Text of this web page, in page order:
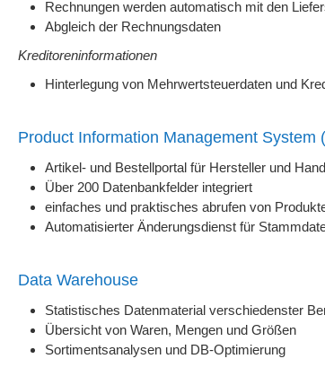
Rechnungen werden automatisch mit den
Abgleich der Rechnungsdaten
Kreditoreninformationen
Hinterlegung von Mehrwertsteuerdaten und
Product Information Management System
Artikel- und Bestellportal für Hersteller und
Über 200 Datenbankfelder integriert
einfaches und praktisches abrufen von
Automatisierter Änderungsdienst für
Data Warehouse
Statistisches Datenmaterial verschiedenster
Übersicht von Waren, Mengen und Größen
Sortimentsanalysen und DB-Optimierung